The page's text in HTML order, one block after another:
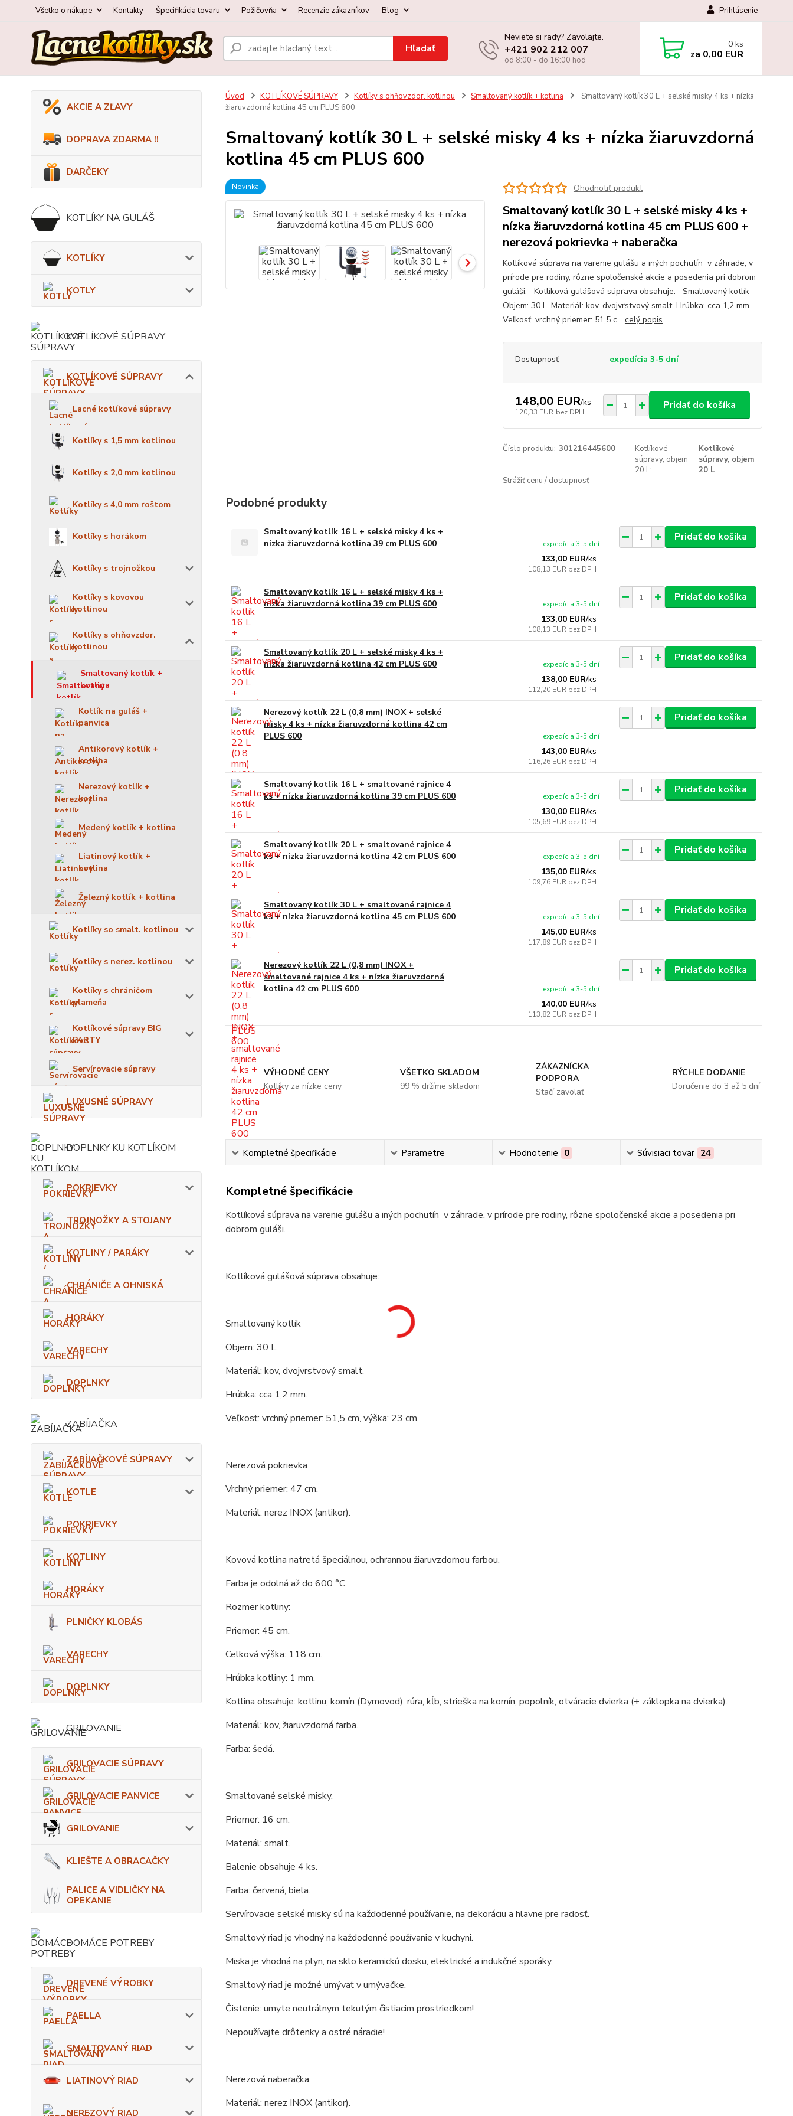
Všetko o nákupe Kontakty Špecifikácia tovaru Požičovňa Recenzie zákazníkov Blog Prihlásenie
Hľadať
Neviete si rady? Zavolajte.
+421 902 212 007
od 8:00 - do 16:00 hod
0 ks
za 0,00 EUR
AKCIE A ZĽAVY
DOPRAVA ZDARMA !!
DARČEKY
KOTLÍKY NA GULÁŠ
KOTLÍKY
KOTLY
KOTLÍKOVÉ SÚPRAVY
KOTLÍKOVÉ SÚPRAVY
Lacné kotlíkové súpravy
Kotlíky s 1,5 mm kotlinou
Kotlíky s 2,0 mm kotlinou
Kotlíky s 4,0 mm roštom
Kotlíky s horákom
Kotlíky s trojnožkou
Kotlíky s kovovou
kotlinou
Kotlíky s ohňovzdor.
kotlinou
Smaltovaný kotlík +
kotlina
Kotlík na guláš +
panvica
Antikorový kotlík +
kotlina
Nerezový kotlík +
kotlina
Medený kotlík + kotlina
Liatinový kotlík +
kotlina
Železný kotlík + kotlina
Kotlíky so smalt. kotlinou
Kotlíky s nerez. kotlinou
Kotlíky s chráničom
plameňa
Kotlíkové súpravy BIG
PARTY
Servírovacie súpravy
LUXUSNÉ SÚPRAVY
DOPLNKY KU KOTLÍKOM
POKRIEVKY
TROJNOŽKY A STOJANY
KOTLINY / PARÁKY
CHRÁNIČE A OHNISKÁ
HORÁKY
VARECHY
DOPLNKY
ZABÍJAČKA
ZABÍJAČKOVÉ SÚPRAVY
KOTLE
POKRIEVKY
KOTLINY
HORÁKY
PLNIČKY KLOBÁS
VARECHY
DOPLNKY
GRILOVANIE
GRILOVACIE SÚPRAVY
GRILOVACIE PANVICE
GRILOVANIE
KLIEŠTE A OBRACAČKY
PALICE A VIDLIČKY NA
OPEKANIE
DOMÁCE POTREBY
DREVENÉ VÝROBKY
PAELLA
SMALTOVANÝ RIAD
LIATINOVÝ RIAD
NEREZOVÝ RIAD
Úvod KOTLÍKOVÉ SÚPRAVY Kotlíky s ohňovzdor. kotlinou Smaltovaný kotlík + kotlina
Smaltovaný kotlík 30 L + selské misky 4 ks + nízka
žiaruvzdorná kotlina 45 cm PLUS 600
Smaltovaný kotlík 30 L + selské misky 4 ks + nízka žiaruvzdorná
kotlina 45 cm PLUS 600
Novinka Ohodnotiť produkt
Smaltovaný kotlík 30 L + selské misky 4 ks +
nízka žiaruvzdorná kotlina 45 cm PLUS 600 +
nerezová pokrievka + naberačka
Kotlíková súprava na varenie gulášu a iných pochutín v záhrade, v
prírode pre rodiny, rôzne spoločenské akcie a posedenia pri dobrom
guláši. Kotlíková gulášová súprava obsahuje: Smaltovaný kotlík
Objem: 30 L. Materiál: kov, dvojvrstvový smalt. Hrúbka: cca 1,2 mm.
Veľkosť: vrchný priemer: 51,5 c... celý popis
Dostupnosť expedícia 3-5 dní
148,00 EUR/ks
120,33 EUR bez DPH
Pridať do košíka
Číslo produktu: 301216445600
Kotlíkové
súpravy, objem
20 L:
Kotlíkové
súpravy, objem
20 L
Strážiť cenu / dostupnosť
Podobné produkty
Smaltovaný kotlík 16 L + selské misky 4 ks +
nízka žiaruvzdorná kotlina 39 cm PLUS 600
133,00 EUR/ks
108,13 EUR bez DPH
expedícia 3-5 dní
Pridať do košíka
Smaltovaný kotlík 16 L + selské misky 4 ks +
nízka žiaruvzdorná kotlina 39 cm PLUS 600
133,00 EUR/ks
108,13 EUR bez DPH
expedícia 3-5 dní
Pridať do košíka
Smaltovaný kotlík 20 L + selské misky 4 ks +
nízka žiaruvzdorná kotlina 42 cm PLUS 600
138,00 EUR/ks
112,20 EUR bez DPH
expedícia 3-5 dní
Pridať do košíka
Nerezový kotlík 22 L (0,8 mm) INOX + selské
misky 4 ks + nízka žiaruvzdorná kotlina 42 cm
PLUS 600
143,00 EUR/ks
116,26 EUR bez DPH
expedícia 3-5 dní
Pridať do košíka
Smaltovaný kotlík 16 L + smaltované rajnice 4
ks + nízka žiaruvzdorná kotlina 39 cm PLUS 600
130,00 EUR/ks
105,69 EUR bez DPH
expedícia 3-5 dní
Pridať do košíka
Smaltovaný kotlík 20 L + smaltované rajnice 4
ks + nízka žiaruvzdorná kotlina 42 cm PLUS 600
135,00 EUR/ks
109,76 EUR bez DPH
expedícia 3-5 dní
Pridať do košíka
Smaltovaný kotlík 30 L + smaltované rajnice 4
ks + nízka žiaruvzdorná kotlina 45 cm PLUS 600
145,00 EUR/ks
117,89 EUR bez DPH
expedícia 3-5 dní
Pridať do košíka
Nerezový kotlík 22 L (0,8 mm) INOX +
smaltované rajnice 4 ks + nízka žiaruvzdorná
kotlina 42 cm PLUS 600
140,00 EUR/ks
113,82 EUR bez DPH
expedícia 3-5 dní
Pridať do košíka
VÝHODNÉ CENY
Kotlíky za nízke ceny
VŠETKO SKLADOM
99 % držíme skladom
ZÁKAZNÍCKA
PODPORA
Stačí zavolať
RÝCHLE DODANIE
Doručenie do 3 až 5 dní
Kompletné špecifikácie Parametre Hodnotenie 0 Súvisiaci tovar 24
Kompletné špecifikácie
Kotlíková súprava na varenie gulášu a iných pochutín v záhrade, v prírode pre rodiny, rôzne spoločenské akcie a posedenia pri
dobrom guláši.
Kotlíková gulášová súprava obsahuje:
Smaltovaný kotlík
Objem: 30 L.
Materiál: kov, dvojvrstvový smalt.
Hrúbka: cca 1,2 mm.
Veľkosť: vrchný priemer: 51,5 cm, výška: 23 cm.
Nerezová pokrievka
Vrchný priemer: 47 cm.
Materiál: nerez INOX (antikor).
Kovová kotlina natretá špeciálnou, ochrannou žiaruvzdornou farbou.
Farba je odolná až do 600 °C.
Rozmer kotliny:
Priemer: 45 cm.
Celková výška: 118 cm.
Hrúbka kotliny: 1 mm.
Kotlina obsahuje: kotlinu, komín (Dymovod): rúra, kĺb, strieška na komín, popolník, otváracie dvierka (+ záklopka na dvierka).
Materiál: kov, žiaruvzdorná farba.
Farba: šedá.
Smaltované selské misky.
Priemer: 16 cm.
Materiál: smalt.
Balenie obsahuje 4 ks.
Farba: červená, biela.
Servírovacie selské misky sú na každodenné používanie, na dekoráciu a hlavne pre radosť.
Smaltový riad je vhodný na každodenné používanie v kuchyni.
Miska je vhodná na plyn, na sklo keramickú dosku, elektrické a indukčné sporáky.
Smaltový riad je možné umývať v umývačke.
Čistenie: umyte neutrálnym tekutým čistiacim prostriedkom!
Nepoužívajte drôtenky a ostré náradie!
Nerezová naberačka.
Materiál: nerez INOX (antikor).